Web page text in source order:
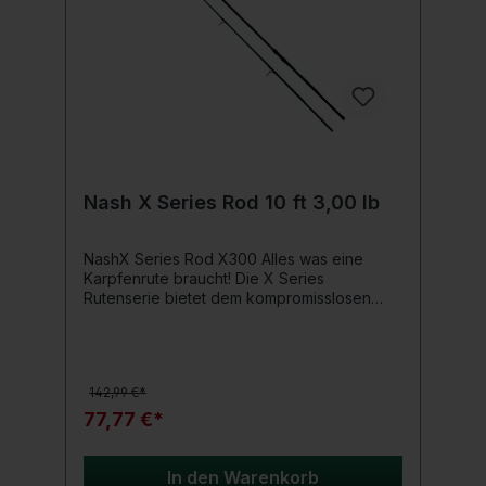
Nash X Series Rod 10 ft 3,00 lb
NashX Series Rod X300 Alles was eine
Karpfenrute braucht! Die X Series
Rutenserie bietet dem kompromisslosen
technischen Angeleigenschaften.Es wurde
Wert darauf gelegt nur hochwertige
Komponenten zu verbauen. Der matt-
schwarze Nash Rollenhalter mit EVA-
Abschlüssen überzeugt ebenso wie die
142,99 €*
77,77 €*
In den Warenkorb